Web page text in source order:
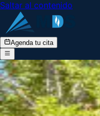
Saltar al contenido
Agenda tu cita